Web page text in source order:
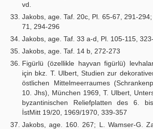
vd.
Jakobs, age. Taf. 20c, Pl. 65-67, 291-
71, 294-296
Jakobs, age. Taf. 33 a-d, Pl. 105-115,
Jakobs, age. Taf. 14 b, 272-273
Figürlü (özellikle hayvan figürlü)
için bkz. T. Ulbert, Studien zur
östlichen Mittelmeerraumes
10. Jhs), München 1969, T. Ulbert,
byzantinischen Reliefplatten des 6.
İstMitt 19/20, 1969/1970, 339-357
Jakobs, age. 160. 267; L. Wamser-G.